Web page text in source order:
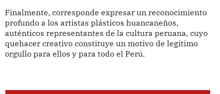
Finalmente, corresponde expresar un reconocimiento
profundo a los artistas plásticos huancaneños,
auténticos representantes de la cultura peruana, cuyo
quehacer creativo constituye un motivo de legítimo
orgullo para ellos y para todo el Perú.